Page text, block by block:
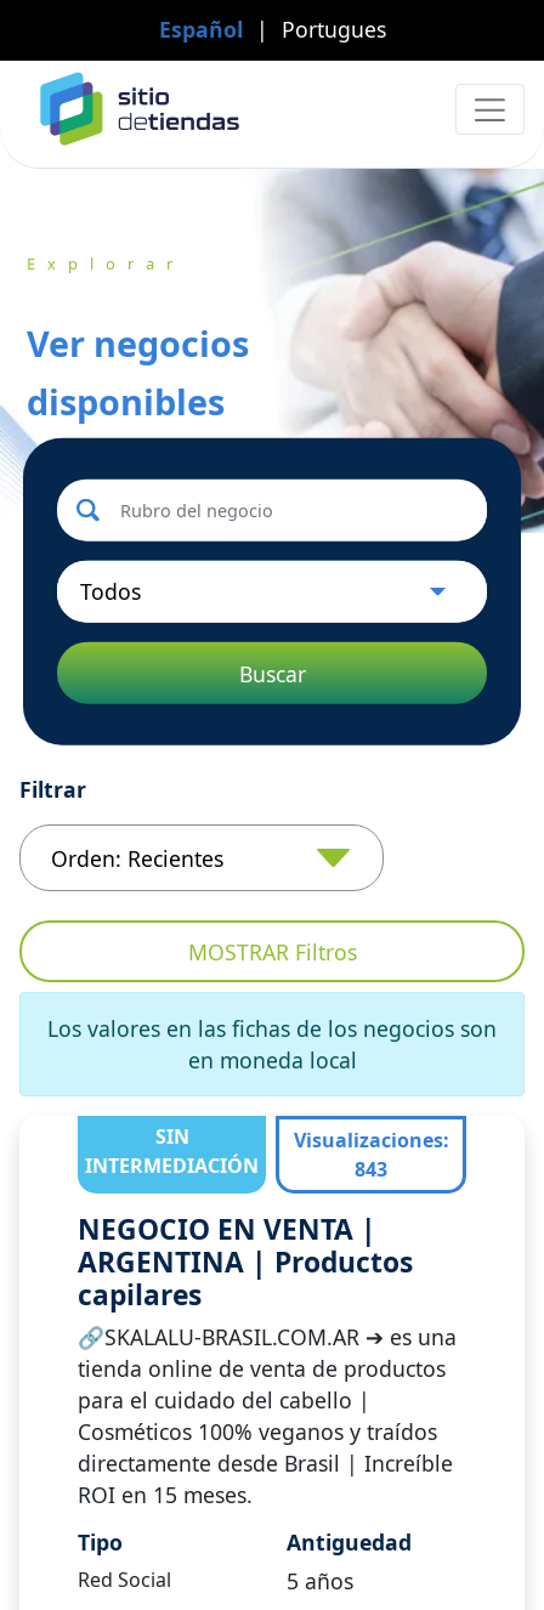
Español | Portugues
Explorar
Ver negocios
disponibles
Buscar
Filtrar
MOSTRAR Filtros
Los valores en las fichas de los negocios son
en moneda local
SIN
INTERMEDIACIÓN
Visualizaciones:
843
NEGOCIO EN VENTA |
ARGENTINA | Productos
capilares
🔗SKALALU-BRASIL.COM.AR ➔ es una
tienda online de venta de productos
para el cuidado del cabello |
Cosméticos 100% veganos y traídos
directamente desde Brasil | Increíble
ROI en 15 meses.
Tipo
Red Social
Antiguedad
5 años